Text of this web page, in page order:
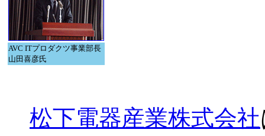
AVC ITプロダクツ事業部長
山田喜彦氏
松下電器産業株式会社